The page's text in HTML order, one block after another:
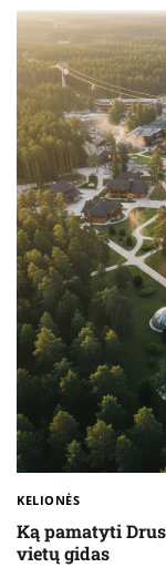
KELIONĖS
Ką pamatyti
vietų gidas